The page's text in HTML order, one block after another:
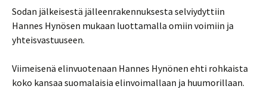
Sodan jälkeisestä jälleenrakennuksesta selviydyttiin
Hannes Hynösen mukaan luottamalla omiin voimiin ja
yhteisvastuuseen.
Viimeisenä elinvuotenaan Hannes Hynönen ehti rohkaista
koko kansaa suomalaisia elinvoimallaan ja huumorillaan.